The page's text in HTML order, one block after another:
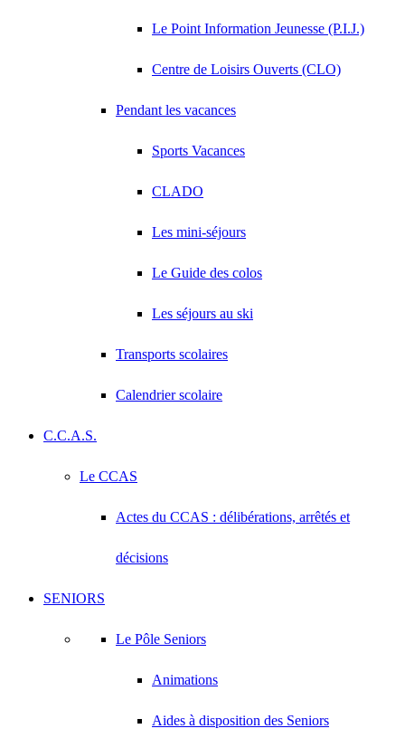
Le Point Information Jeunesse (P.I.J.)
Centre de Loisirs Ouverts (CLO)
Pendant les vacances
Sports Vacances
CLADO
Les mini-séjours
Le Guide des colos
Les séjours au ski
Transports scolaires
Calendrier scolaire
C.C.A.S.
Le CCAS
Actes du CCAS : délibérations, arrêtés et
décisions
SENIORS
Le Pôle Seniors
Animations
Aides à disposition des Seniors